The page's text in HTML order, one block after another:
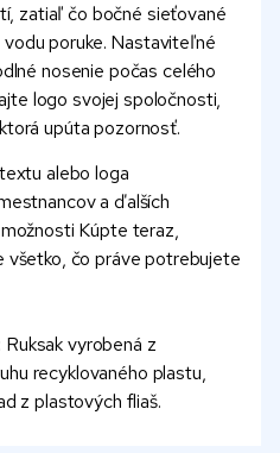
zatiaľ čo bočné sieťované
poruke. Nastaviteľné
nosenie počas celého
logo svojej spoločnosti,
upúta pozornosť.
alebo loga
a ďalších
Kúpte teraz,
všetko, čo práve potrebujete
vyrobená z
recyklovaného plastu,
z plastových fliaš.